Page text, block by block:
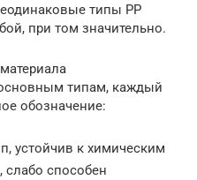
типы РР
при том значительно.
типам, каждый
обозначение:
устойчив к химическим
слабо способен